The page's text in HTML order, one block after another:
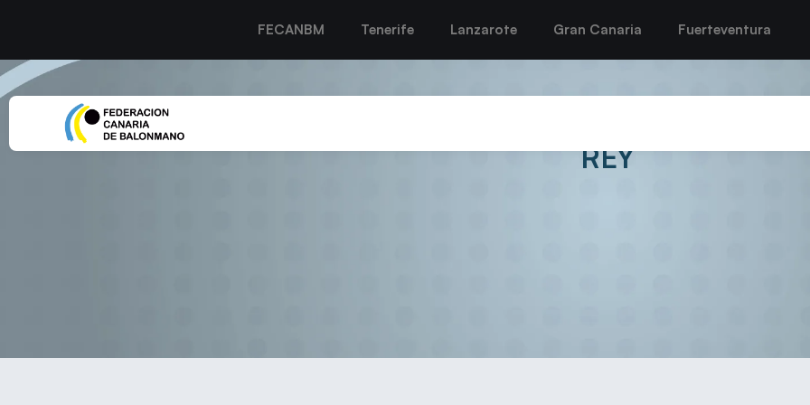
FECANBM Tenerife Lanzarote Gran Canaria Fuerteventura
EL CA´MARIO LANZAROTE SE CITA CON LA HISTORIA
REY